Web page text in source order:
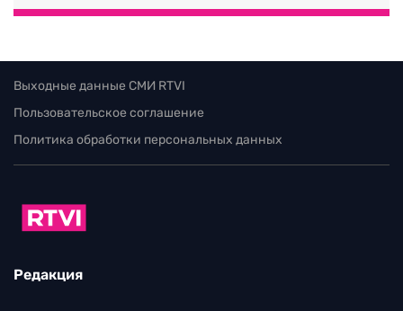
Выходные данные СМИ RTVI
Пользовательское соглашение
Политика обработки персональных данных
Редакция